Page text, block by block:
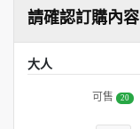
請確認訂購內容
大人
可售 20